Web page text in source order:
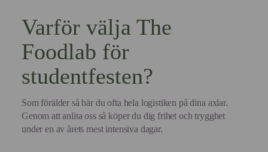
Varför välja The
Foodlab för
studentfesten?
Som förälder så bär du ofta hela logistiken på dina axlar.
Genom att anlita oss så köper du dig frihet och trygghet
under en av årets mest intensiva dagar.